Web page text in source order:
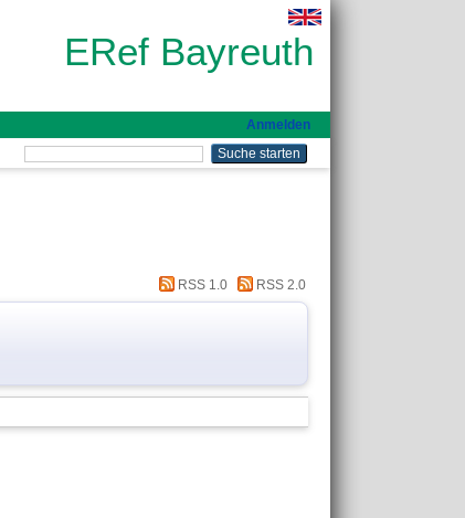
ERef Bayreuth
Anmelden
RSS 1.0 RSS 2.0